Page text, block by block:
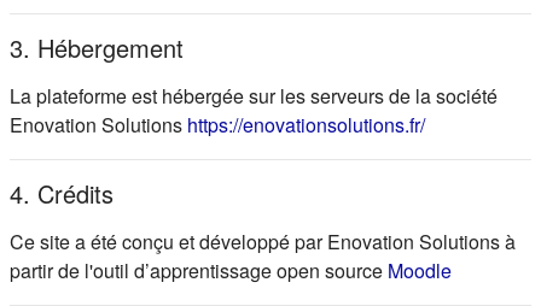
3. Hébergement
La plateforme est hébergée sur les serveurs de la société
Enovation Solutions https://enovationsolutions.fr/(s'ouvre
4. Crédits
Ce site a été conçu et développé par Enovation Solutions à
partir de l'outil d’apprentissage open source Moodle(s'ouvre